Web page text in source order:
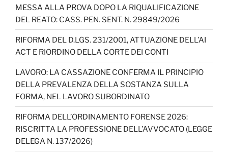
MESSA ALLA PROVA DOPO LA RIQUALIFICAZIONE
DEL REATO: CASS. PEN. SENT. N. 29849/2026
RIFORMA DEL D.LGS. 231/2001, ATTUAZIONE DELL’AI
ACT E RIORDINO DELLA CORTE DEI CONTI
LAVORO: LA CASSAZIONE CONFERMA IL PRINCIPIO
DELLA PREVALENZA DELLA SOSTANZA SULLA
FORMA, NEL LAVORO SUBORDINATO
RIFORMA DELL’ORDINAMENTO FORENSE 2026:
RISCRITTA LA PROFESSIONE DELL’AVVOCATO (LEGGE
DELEGA N. 137/2026)